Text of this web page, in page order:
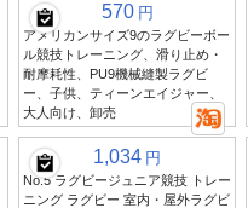
570 円
アメリカンサイズ9のラグビーボー
ル競技トレーニング、滑り止め・
耐摩耗性、PU9機械縫製ラグビ
ー、子供、ティーンエイジャー、
大人向け、卸売
1,034 円
No.5 ラグビージュニア競技 トレー
ニング ラグビー 室内・屋外ラグビ